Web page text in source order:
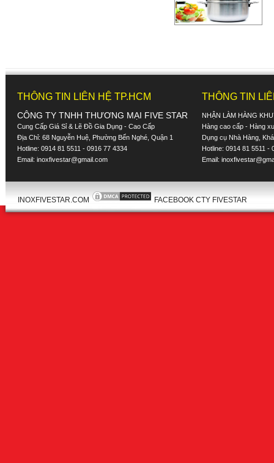
THÔNG TIN LIÊN HỆ TP.HCM
CÔNG TY TNHH THƯƠNG MẠI FIVE STAR
Cung Cấp Giá Sỉ & Lẽ Đồ Gia Dụng - Cao Cấp
Địa Chỉ: 68 Nguyễn Huệ, Phường Bến Nghé, Quận 1
Hotline: 0914 81 5511 - 0916 77 4334
Email: inoxfivestar@gmail.com
THÔNG TIN
NHẬN LÀM HÀNG
Hàng cao cấp - Hàng
Dụng cụ Nhà Hàng,
Hotline: 0914 81 5511 -
Email:
INOXFIVESTAR.COM FACEBOOK CTY FIVESTAR